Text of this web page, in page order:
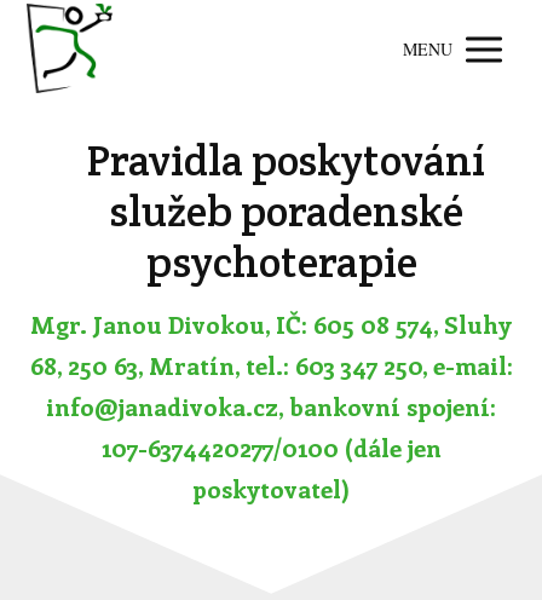
MENU
Pravidla poskytování
služeb poradenské
psychoterapie
Mgr. Janou Divokou, IČ: 605 08 574, Sluhy
68, 250 63, Mratín, tel.: 603 347 250, e-mail:
info@janadivoka.cz, bankovní spojení:
107-6374420277/0100 (dále jen
poskytovatel)